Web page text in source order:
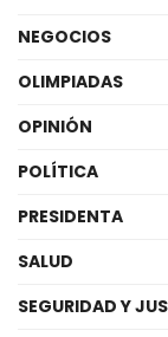
NEGOCIOS
OLIMPIADAS
OPINIÓN
POLÍTICA
PRESIDENTA
SALUD
SEGURIDAD Y